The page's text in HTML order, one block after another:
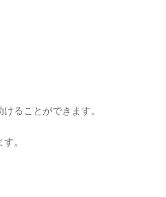
ることができます。
。